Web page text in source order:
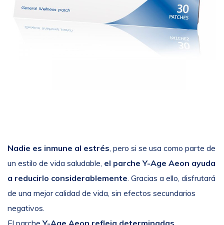
Nadie es inmune al estrés , pero si se usa como parte de
un estilo de vida saludable, el parche Y-Age Aeon ayuda
a reducirlo considerablemente . Gracias a ello, disfrutará
de una mejor calidad de vida, sin efectos secundarios
negativos.
El parcheY-Age Aeon refleja determinadas